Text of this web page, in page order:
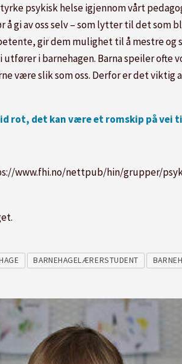
psykisk helse igjennom vårt
gi av oss selv – som lytter til det som
gir dem mulighet til å mestre
i barnehagen. Barna speiler ofte
være slik som oss. Derfor er det viktig
rot, det kan være et romskip på vei
www.fhi.no/nettpub/hin/grupper/
BARNEHAGELÆRERSTUDENT